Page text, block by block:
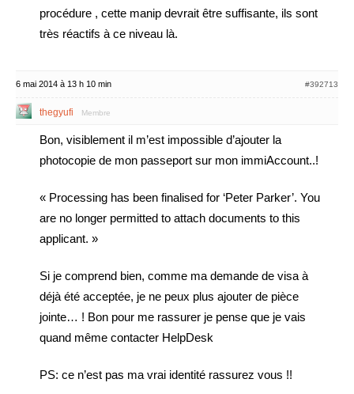
procédure , cette manip devrait être suffisante, ils sont
très réactifs à ce niveau là.
6 mai 2014 à 13 h 10 min #392713
thegyufi Membre
Bon, visiblement il m’est impossible d’ajouter la
photocopie de mon passeport sur mon immiAccount..!
« Processing has been finalised for ‘Peter Parker’. You
are no longer permitted to attach documents to this
applicant. »
Si je comprend bien, comme ma demande de visa à
déjà été acceptée, je ne peux plus ajouter de pièce
jointe… ! Bon pour me rassurer je pense que je vais
quand même contacter HelpDesk
PS: ce n’est pas ma vrai identité rassurez vous !!